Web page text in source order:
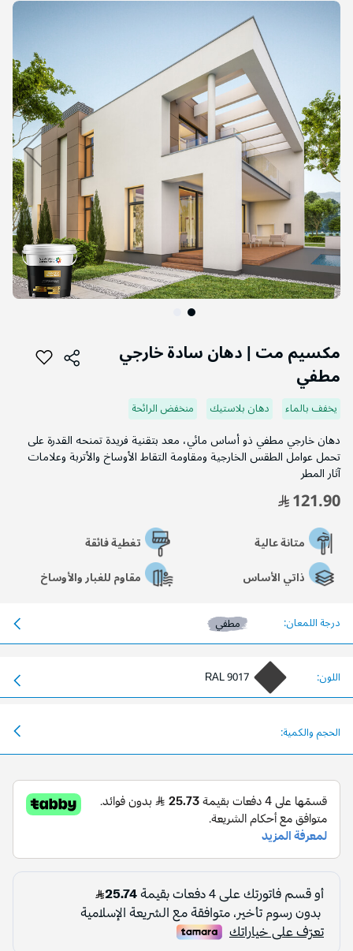
مكسيم مت | دهان سادة خارجي
مطفي
يخفف بالماء دهان بلاستيك منخفض الرائحة
دهان خارجي مطفي ذو أساس مائي، معد بتقنية فريدة تمنحه القدرة على
تحمل عوامل الطقس الخارجية ومقاومة التقاط الأوساخ والأتربة وعلامات
آثار المطر
121.90
متانة عالية
تغطية فائقة
ذاتي الأساس
مقاوم للغبار والأوساخ
درجة اللمعان: مطفي
اللون: RAL 9017
الحجم والكمية:
التخطي
إلى
بداية
معرض
الصور